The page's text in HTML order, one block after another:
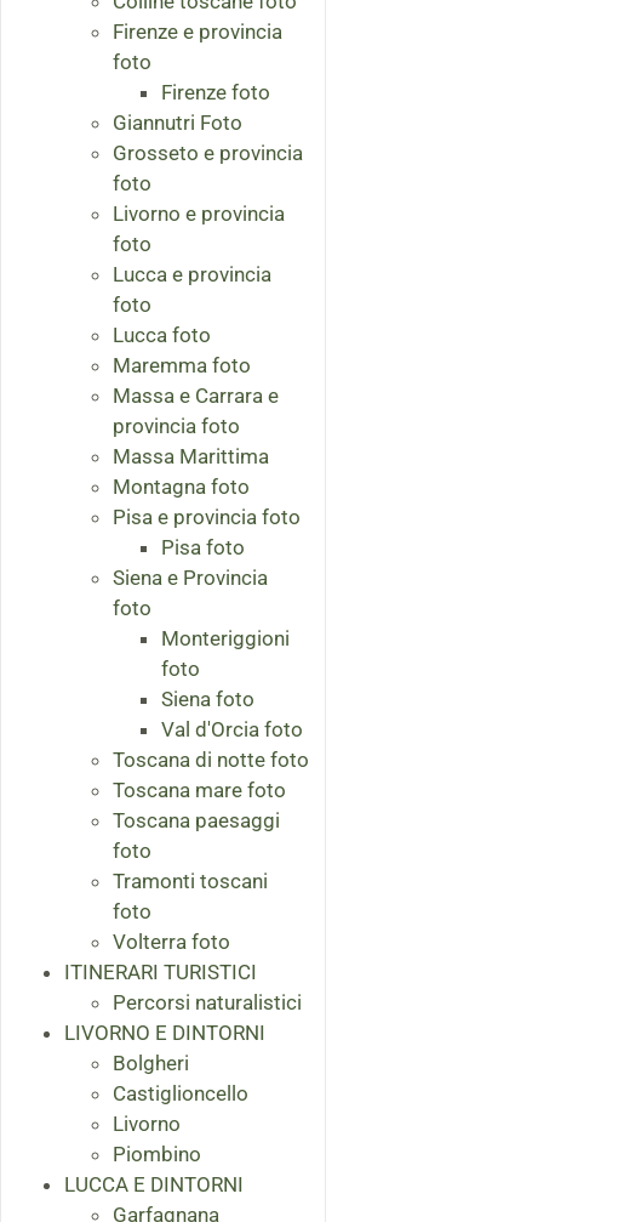
Firenze e provincia
foto
Firenze foto
Giannutri Foto
Grosseto e provincia
foto
Livorno e provincia
foto
Lucca e provincia
foto
Lucca foto
Maremma foto
Massa e Carrara e
provincia foto
Massa Marittima
Montagna foto
Pisa e provincia foto
Pisa foto
Siena e Provincia
foto
Monteriggioni
foto
Siena foto
Val d'Orcia foto
Toscana di notte foto
Toscana mare foto
Toscana paesaggi
foto
Tramonti toscani
foto
Volterra foto
ITINERARI TURISTICI
Percorsi naturalistici
LIVORNO E DINTORNI
Bolgheri
Castiglioncello
Livorno
Piombino
LUCCA E DINTORNI
Garfagnana